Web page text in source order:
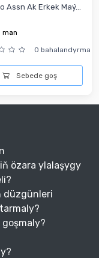
Assn Ak Erkek Maý...
man
0 bahalandyrma
Sebede goş
özara ylalaşygy
düzgünleri